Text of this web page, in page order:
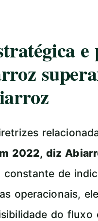
e
2022, diz
de
operacionais,
do fluxo